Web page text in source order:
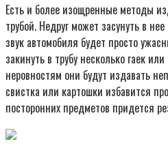
Есть и более изощренные методы
трубой. Недруг может засунуть в
звук автомобиля будет просто
закинуть в трубу несколько гаек
неровностям они будут издавать
свистка или картошки избавится
посторонних предметов придется